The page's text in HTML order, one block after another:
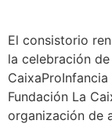
El consistorio
la celebración
Fundación La
organización de